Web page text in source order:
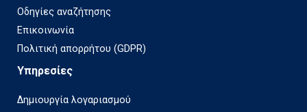
Οδηγίες αναζήτησης
Επικοινωνία
Πολιτική απορρήτου (GDPR)
Υπηρεσίες
Δημιουργία λογαριασμού